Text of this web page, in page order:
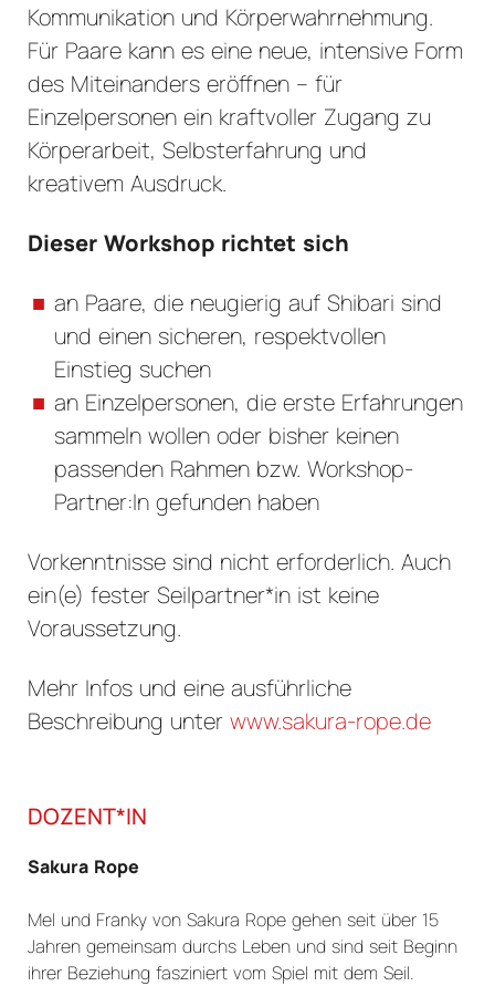
Kommunikation und Körperwahrnehmung.
Für Paare kann es eine neue, intensive Form
des Miteinanders eröffnen – für
Einzelpersonen ein kraftvoller Zugang zu
Körperarbeit, Selbsterfahrung und
kreativem Ausdruck.
Dieser Workshop richtet sich
an Paare, die neugierig auf Shibari sind
und einen sicheren, respektvollen
Einstieg suchen
an Einzelpersonen, die erste Erfahrungen
sammeln wollen oder bisher keinen
passenden Rahmen bzw. Workshop-
Partner:In gefunden haben
Vorkenntnisse sind nicht erforderlich. Auch
ein(e) fester Seilpartner*in ist keine
Voraussetzung.
Mehr Infos und eine ausführliche
Beschreibung unter www.sakura-rope.de
DOZENT*IN
Sakura Rope
Mel und Franky von Sakura Rope gehen seit über 15
Jahren gemeinsam durchs Leben und sind seit Beginn
ihrer Beziehung fasziniert vom Spiel mit dem Seil.